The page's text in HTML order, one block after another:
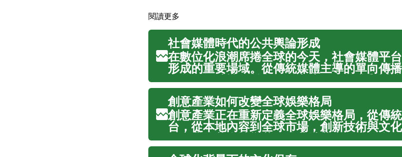
閱讀更多
社會媒體時代的公共輿論形成
在數位化浪潮席捲全球的今天，社會媒體平
形成的重要場域。從傳統媒體主導的單向傳
元化、即時性的雙向互動交流，公眾參與討
本性變革。這種轉變不僅重塑了資訊傳播的
刻影響著不同世代、...
創意產業如何改變全球娛樂格局
創意產業正在重新定義全球娛樂格局，從傳
台，從本地內容到全球市場，創新技術與文
個產業的革命性變革。隨著消費者需求的多
的加速，創意產業不僅改變了內容製作方式